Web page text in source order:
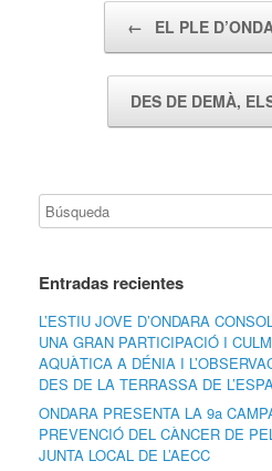
← EL PLE
DES DE DEMÀ,
Entradas recientes
L’ESTIU JOVE D’ONDARA
UNA GRAN PARTICIPACIÓ I
AQUÀTICA A DÉNIA I
DES DE LA TERRASSA DE
ONDARA PRESENTA LA 9a
PREVENCIÓ DEL CÀNCER DE
JUNTA LOCAL DE L’AECC